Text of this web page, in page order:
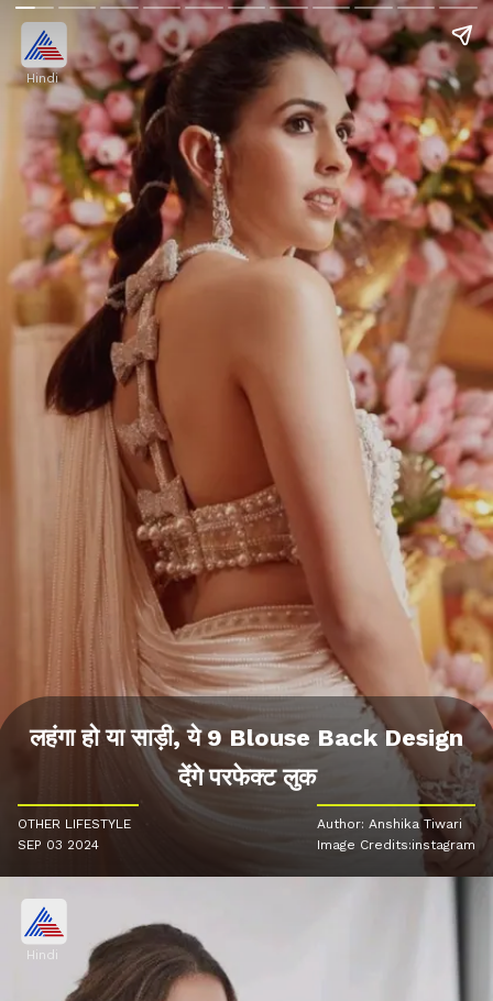
Hindi
लहंगा हो या साड़ी, ये 9 Blouse Back Design
देंगे परफेक्ट लुक
OTHER LIFESTYLE
SEP 03 2024
Author: Anshika Tiwari
Image Credits:instagram
Hindi